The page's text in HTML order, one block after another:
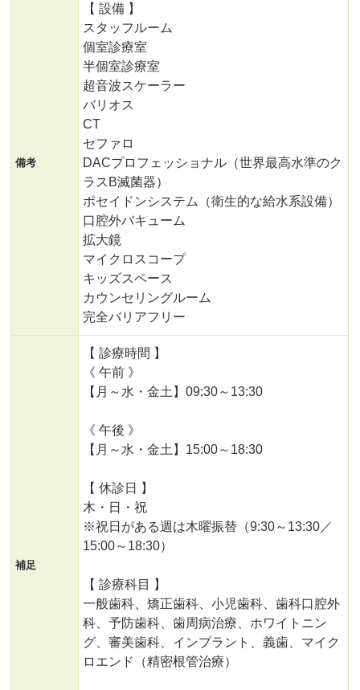
備考
【 設備 】
スタッフルーム
個室診療室
半個室診療室
超音波スケーラー
バリオス
CT
セファロ
DACプロフェッショナル（世界最高水準のク
ラスB滅菌器）
ポセイドンシステム（衛生的な給水系設備）
口腔外バキューム
拡大鏡
マイクロスコープ
キッズスペース
カウンセリングルーム
完全バリアフリー
補足
【 診療時間 】
《 午前 》
【月～水・金土】09:30～13:30
《 午後 》
【月～水・金土】15:00～18:30
【 休診日 】
木・日・祝
※祝日がある週は木曜振替（9:30～13:30／
15:00～18:30）
【 診療科目 】
一般歯科、矯正歯科、小児歯科、歯科口腔外
科、予防歯科、歯周病治療、ホワイトニン
グ、審美歯科、インプラント、義歯、マイク
ロエンド（精密根管治療）